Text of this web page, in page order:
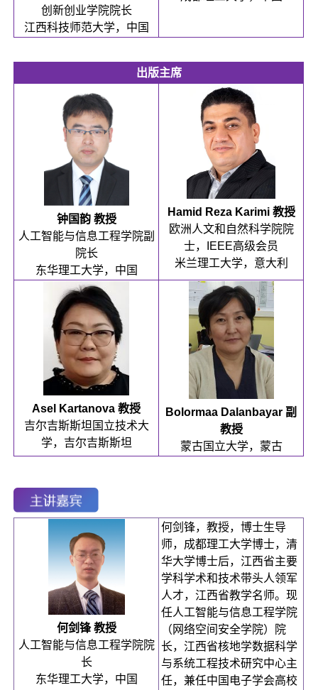
创新创业学院院长
江西科技师范大学，中国
出版主席
钟国韵 教授
人工智能与信息工程学院副
院长
东华理工大学，中国
Hamid Reza Karimi 教授
欧洲人文和自然科学院院
士，IEEE高级会员
米兰理工大学，意大利
Asel Kartanova 教授
吉尔吉斯斯坦国立技术大
学，吉尔吉斯斯坦
Bolormaa Dalanbayar 副
教授
蒙古国立大学，蒙古
何剑锋 教授
人工智能与信息工程学院院
长
东华理工大学，中国
何剑锋，教授，博士生导
师，成都理工大学博士，清
华大学博士后，江西省主要
学科学术和技术带头人领军
人才，江西省教学名师。现
任人工智能与信息工程学院
（网络空间安全学院）院
长，江西省核地学数据科学
与系统工程技术研究中心主
任，兼任中国电子学会高校